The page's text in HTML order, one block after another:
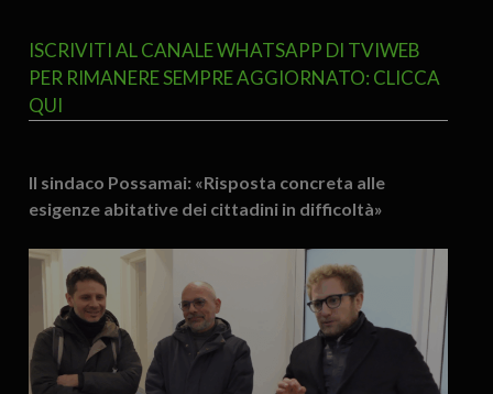
ISCRIVITI AL CANALE WHATSAPP DI TVIWEB
PER RIMANERE SEMPRE AGGIORNATO: CLICCA
QUI
Il sindaco Possamai: «Risposta concreta alle
esigenze abitative dei cittadini in difficoltà»